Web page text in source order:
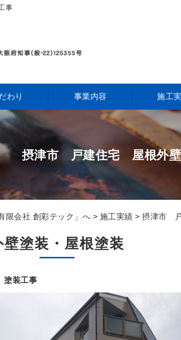
事
わり 事業内容 施工
摂津市 戸建住宅 屋根外
限会社 創彩テック」へ > 施工実績 > 摂津市
壁塗装・屋根塗装
装工事